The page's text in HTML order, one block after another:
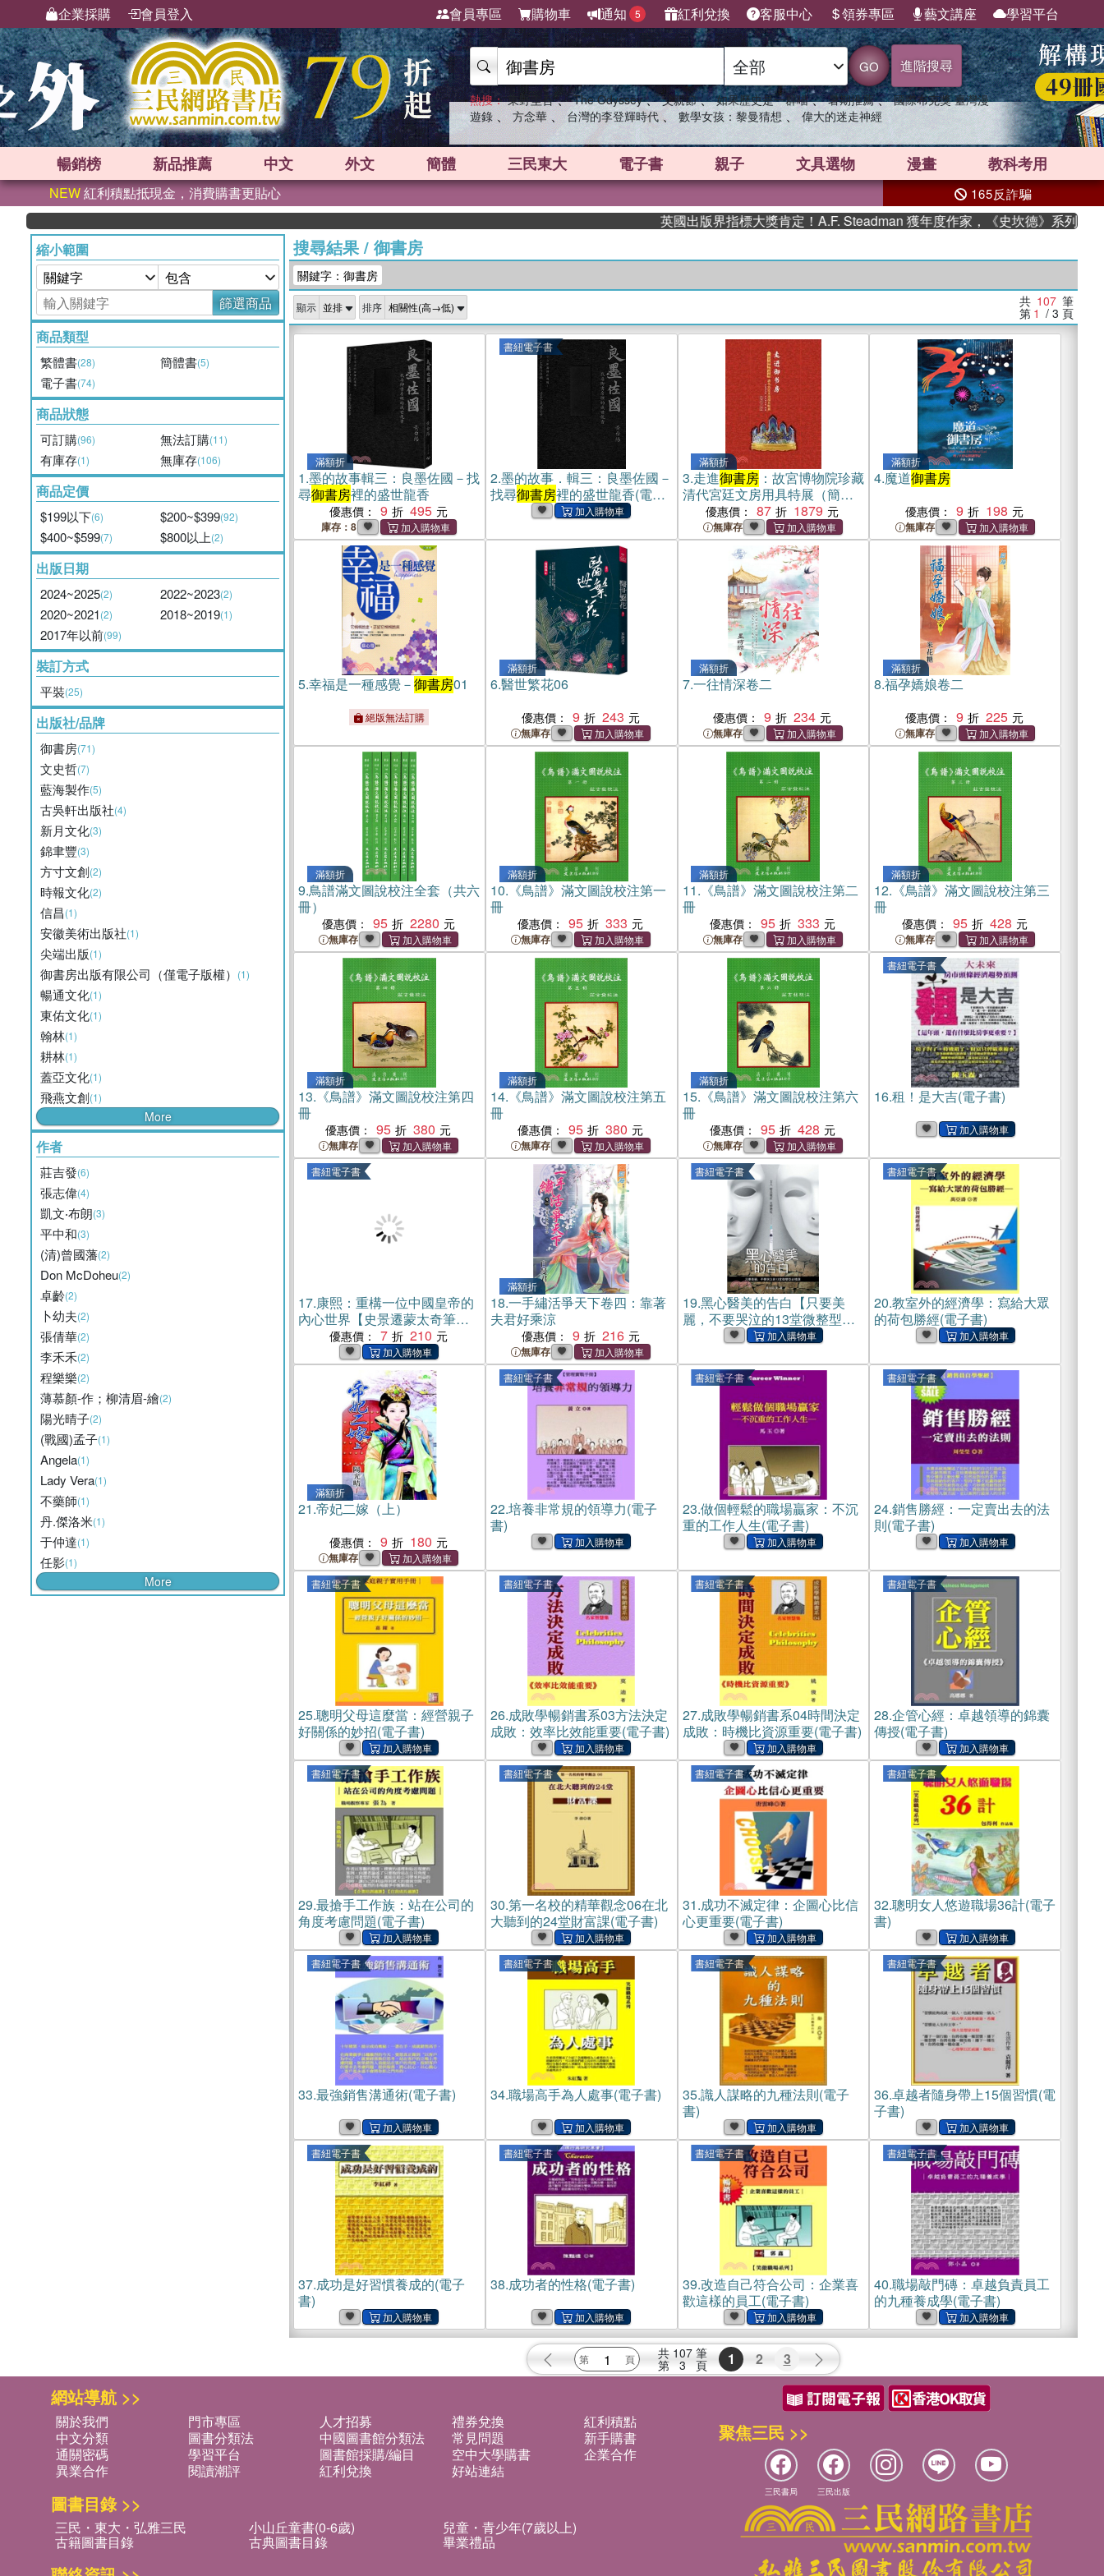
企業採購 會員登入 會員專區 購物車 通知 5 紅利兌換 客服中心 領券專區 藝文講座 學習平台
GO 進階搜尋
熱搜： 東野圭吾 、 The Odyssey 、 父親節 、 如果歷史是一群喵 、 暑期推薦 、 國際布克獎 臺灣漫
遊錄 、 方念華 、 台灣的李登輝時代 、 數學女孩：黎曼猜想 、 偉大的迷走神經
暢銷榜 新品推薦 中文 外文 簡體 三民東大 電子書 親子 文具選物 漫畫 教科考用
NEW紅利積點抵現金，消費購書更貼心 165反詐騙
英國出版界指標大獎肯定！A.F. Steadman 獲年度作家，《史坎德》系列帶你踏上熱血
縮小範圍
篩選商品
商品類型
繁體書(28) 簡體書(5)
電子書(74)
商品狀態
可訂購(96) 無法訂購(11)
有庫存(1) 無庫存(106)
商品定價
$199以下(6) $200~$399(92)
$400~$599(7) $800以上(2)
出版日期
2024~2025(2) 2022~2023(2)
2020~2021(2) 2018~2019(1)
2017年以前(99)
裝訂方式
平裝(25)
出版社/品牌
御書房(71)
文史哲(7)
藍海製作(5)
古吳軒出版社(4)
新月文化(3)
錦聿豐(3)
方寸文創(2)
時報文化(2)
信昌(1)
安徽美術出版社(1)
尖端出版(1)
御書房出版有限公司（僅電子版權） (1)
暢通文化(1)
東佑文化(1)
翰林(1)
耕林(1)
蓋亞文化(1)
飛燕文創(1)
More
作者
莊吉發(6)
張志偉(4)
凱文‧布朗(3)
平中和(3)
(清)曾國藩(2)
Don McDoheu(2)
卓齡(2)
卜幼夫(2)
張倩華(2)
李禾禾(2)
程樂樂(2)
薄慕顏-作；柳清眉-繪(2)
陽光晴子(2)
(戰國)孟子(1)
Angela(1)
Lady Vera(1)
不藥師(1)
丹.傑洛米(1)
于仲達(1)
任影(1)
More
搜尋結果/ 御書房
關鍵字：御書房
顯示 排序 共 107 筆
第 1 / 3 頁
滿額折
1.墨的故事輯三：良墨佐國－找
尋御書房裡的盛世龍香
優惠價： 9 495
庫存：8
書紐電子書
2.墨的故事．輯三：良墨佐國－
找尋御書房裡的盛世龍香(電子
滿額折
3.走進御書房：故宮博物院珍藏
清代宮廷文房用具特展（簡體
書）優惠價： 87 1879
無庫存
滿額折
4.魔道御書房
優惠價： 9 198
無庫存
5.幸福是一種感覺－御書房01
絕版無法訂購
滿額折
6.醫世繁花06
優惠價： 9 243
無庫存
滿額折
7.一往情深卷二
優惠價： 9 234
無庫存
滿額折
8.福孕嬌娘卷二
優惠價： 9 225
無庫存
滿額折
9.鳥譜滿文圖說校注全套（共六
冊）
優惠價： 95 2280
無庫存
滿額折
10. 《鳥譜》滿文圖說校注第一
冊
優惠價： 95 333
無庫存
滿額折
11. 《鳥譜》滿文圖說校注第二
冊
優惠價： 95 333
無庫存
滿額折
12. 《鳥譜》滿文圖說校注第三
冊
優惠價： 95 428
無庫存
滿額折
13. 《鳥譜》滿文圖說校注第四
冊
優惠價： 95 380
無庫存
滿額折
14. 《鳥譜》滿文圖說校注第五
冊
優惠價： 95 380
無庫存
滿額折
15. 《鳥譜》滿文圖說校注第六
冊
優惠價： 95 428
無庫存
書紐電子書
16.租！是大吉(電子書)
書紐電子書
17.康熙：重構一位中國皇帝的
內心世界【史景遷蒙太奇筆法
巔峰之作】(電子書)
優惠價： 7 210
滿額折
18.一手繡活爭天下卷四：靠著
夫君好乘涼
優惠價： 9 216
無庫存
書紐電子書
19.黑心醫美的告白【只要美
麗，不要哭泣的13堂微整型必
修課】(電子書)
書紐電子書
20.教室外的經濟學：寫給大眾
的荷包勝經(電子書)
滿額折
21.帝妃二嫁（上）
優惠價： 9 180
無庫存
書紐電子書
22.培養非常規的領導力(電子
書)
書紐電子書
23.做個輕鬆的職場贏家：不沉
重的工作人生(電子書)
書紐電子書
24.銷售勝經：一定賣出去的法
則(電子書)
書紐電子書
25.聰明父母這麼當：經營親子
好關係的妙招(電子書)
書紐電子書
26.成敗學暢銷書系03方法決定
成敗：效率比效能重要(電子書)
書紐電子書
27.成敗學暢銷書系04時間決定
成敗：時機比資源重要(電子書)
書紐電子書
28.企管心經：卓越領導的錦囊
傳授(電子書)
書紐電子書
29.最搶手工作族：站在公司的
角度考慮問題(電子書)
書紐電子書
30.第一名校的精華觀念06在北
大聽到的24堂財富課(電子書)
書紐電子書
31.成功不滅定律：企圖心比信
心更重要(電子書)
書紐電子書
32.聰明女人悠遊職場36計(電子
書)
書紐電子書
33.最強銷售溝通術(電子書)
書紐電子書
34.職場高手為人處事(電子書)
書紐電子書
35.識人謀略的九種法則(電子
書)
書紐電子書
36.卓越者隨身帶上15個習慣(電
子書)
書紐電子書
37.成功是好習慣養成的(電子
書)
書紐電子書
38.成功者的性格(電子書)
書紐電子書
39.改造自己符合公司：企業喜
歡這樣的員工(電子書)
書紐電子書
40.職場敲門磚：卓越負責員工
的九種養成學(電子書)
共 107 筆
第 3 頁 1 2 3
網站導航 >>
關於我們 門市專區 人才招募 禮券兌換
紅利積點
中文分類
圖書分類法 中國圖書館分類法 常見問題
新手購書
通關密碼
學習平台 圖書館採購/編目 空中大學購書
企業合作
異業合作
閱讀潮評 紅利兌換 好站連結
圖書目錄 >>
三民・東大・弘雅三民 小山丘童書(0-6歲) 兒童・青少年(7歲以上)
古籍圖書目錄 古典圖書目錄 畢業禮品
聚焦三民 >>
三民書局 三民出版